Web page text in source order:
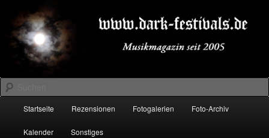
primären
Inhalt
springen
sekundären
Inhalt
springenDARK-FESTIVALS.DE
Suchen
Startseite Rezensionen Fotogalerien Foto-Archiv
Kalender Sonstiges